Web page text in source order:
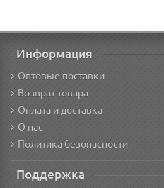
Информация
Оптовые поставки
Возврат товара
Оплата и доставка
О нас
Политика безопасности
Поддержка